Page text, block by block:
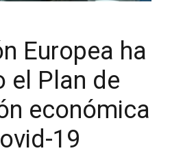
Europea ha
el Plan de
económica
19